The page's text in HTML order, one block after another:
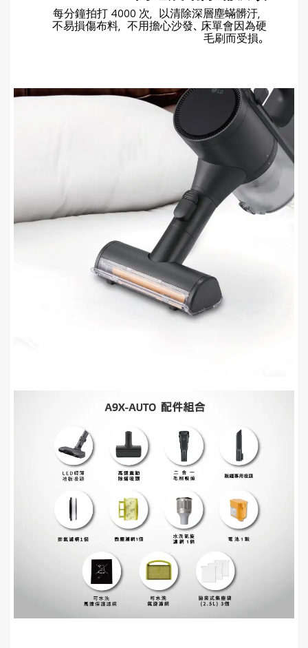
每分鐘拍打 4000 次，以清除深層塵蟎髒汙，
不易損傷布料，不用擔心沙發、床單會因為硬
毛刷而受損。